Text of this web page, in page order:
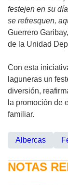
festejen en su
se refresquen,
Guerrero
de la Unidad
Con esta
laguneras un
diversión,
la promoción de
familiar.
Albercas
NOTAS